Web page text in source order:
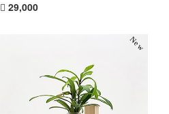
29,000
New